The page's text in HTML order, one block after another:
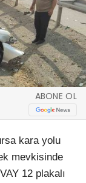
ABONE OL
kara yolu
mevkisinde
12 plakalı